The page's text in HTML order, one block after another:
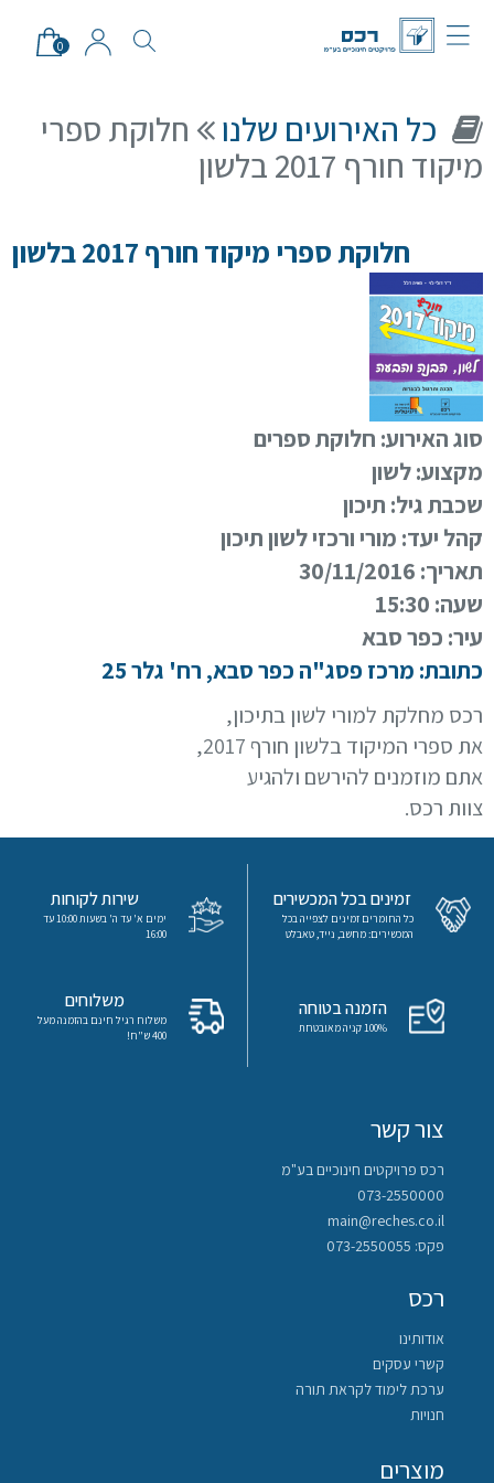
0
כניסה
הרשמה
הקטגוריות
שלנו
מיקודים
מדעים
מתמטיקה
גיאוגרפיה
אזרחות
היסטוריה
כל האירועים שלנו
חלוקת ספרי
מיקוד חורף 2017 בלשון
חלוקת ספרי מיקוד חורף 2017 בלשון
סוג האירוע: חלוקת ספרים
מקצוע:לשון
שכבת גיל: תיכון
קהל יעד: מורי ורכזי לשון תיכון
תאריך: 30/11/2016
שעה: 15:30
עיר: כפר סבא
כתובת: מרכז פסג"ה כפר סבא, רח' גלר 25
רכס מחלקת למורי לשון בתיכון,
את ספרי המיקוד בלשון חורף 2017,
אתם מוזמנים להירשם ולהגיע
צוות רכס.
זמינים בכל המכשירים
כל החומרים זמינים לצפייה בכל
המכשירים: מחשב, נייד, טאבלט
שירות לקוחות
ימים א' עד ה' בשעות 10:00 עד
16:00
הזמנה בטוחה
100% קניה מאובטחת
משלוחים
משלוח רגיל חינם בהזמנה מעל
400 ש"ח!
צור קשר
רכס פרויקטים חינוכיים בע"מ
073-2550000
main@reches.co.il
פקס: 073-2550055
רכס
אודותינו
קשרי עסקים
ערכת לימוד לקראת תורה
חנויות
מוצרים